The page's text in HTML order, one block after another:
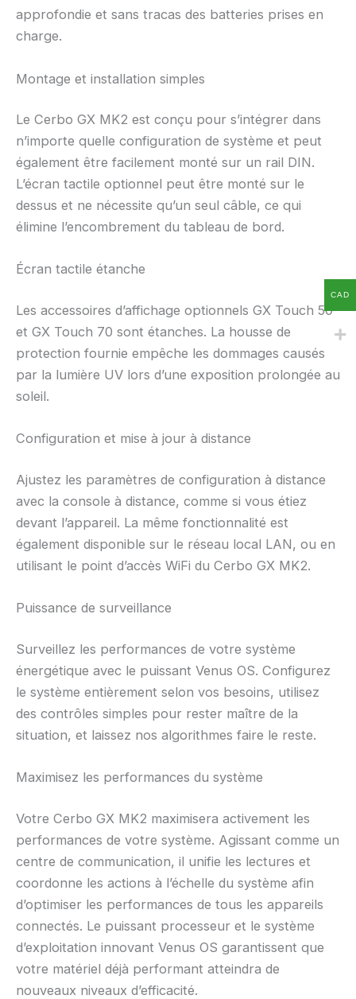
approfondie et sans tracas des batteries prises en
charge.
Montage et installation simples
Le Cerbo GX MK2 est conçu pour s’intégrer dans
n’importe quelle configuration de système et peut
également être facilement monté sur un rail DIN.
L’écran tactile optionnel peut être monté sur le
dessus et ne nécessite qu’un seul câble, ce qui
élimine l’encombrement du tableau de bord.
Écran tactile étanche
Les accessoires d’affichage optionnels GX Touch 50
et GX Touch 70 sont étanches. La housse de
protection fournie empêche les dommages causés
par la lumière UV lors d’une exposition prolongée au
soleil.
Configuration et mise à jour à distance
Ajustez les paramètres de configuration à distance
avec la console à distance, comme si vous étiez
devant l’appareil. La même fonctionnalité est
également disponible sur le réseau local LAN, ou en
utilisant le point d’accès WiFi du Cerbo GX MK2.
Puissance de surveillance
Surveillez les performances de votre système
énergétique avec le puissant Venus OS. Configurez
le système entièrement selon vos besoins, utilisez
des contrôles simples pour rester maître de la
situation, et laissez nos algorithmes faire le reste.
Maximisez les performances du système
Votre Cerbo GX MK2 maximisera activement les
performances de votre système. Agissant comme un
centre de communication, il unifie les lectures et
coordonne les actions à l’échelle du système afin
d’optimiser les performances de tous les appareils
connectés. Le puissant processeur et le système
d’exploitation innovant Venus OS garantissent que
votre matériel déjà performant atteindra de
nouveaux niveaux d’efficacité.
CAD